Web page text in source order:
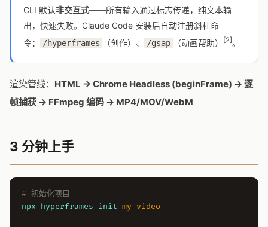
CLI 默认非交互式——所有输入通过标志传递，纯文本输
出，快速失败。Claude Code 安装后自动注册斜杠命
令：
/hyperframes （创作）、 /gsap （动画帮助） [2]。
渲染管线： HTML → Chrome Headless (beginFrame) → 逐
帧捕获 → FFmpeg 编码 → MP4/MOV/WebM
3 分钟上手
# 初始化项目
npx hyperframes init my-video